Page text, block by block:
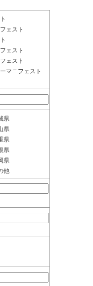
ェスト
ェスト
ェスト
マニフェスト
県
県
県
県
県
他